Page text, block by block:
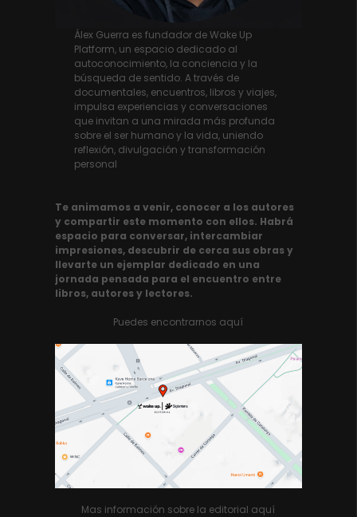
Álex Guerra es fundador de Wake Up
Platform, un espacio dedicado al
autoconocimiento, la conciencia y la
búsqueda de sentido. A través de
documentales, encuentros, libros y viajes,
impulsa experiencias y conversaciones
que invitan a una mirada más profunda
sobre el ser humano y la vida, uniendo
reflexión, divulgación y transformación
personal
Te animamos a venir, conocer a los autores
y compartir este momento con ellos. Habrá
espacio para conversar, intercambiar
impresiones, descubrir de cerca sus obras y
llevarte un ejemplar dedicado en una
jornada pensada para el encuentro entre
libros, autores y lectores.
Puedes encontrarnos aquí
Mas información sobre la editorial aquí